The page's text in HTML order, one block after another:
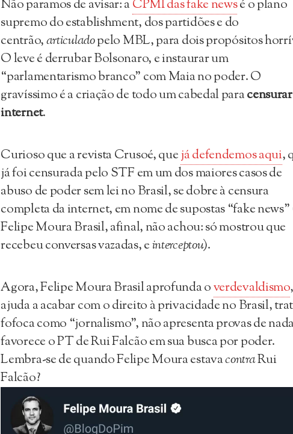
Não paramos de avisar: a CPMI das fake newsé o plano
supremo do establishment, dos partidões e do
centrão,articuladopelo MBL, para dois propósitos
O leve é derrubar Bolsonaro, e instaurar um
“parlamentarismo branco” com Maia no poder. O
gravíssimo é a criação de todo um cabedal para
internet.
Curioso que a revista Crusoé, quejá defendemos aqui,
já foi censurada pelo STF em um dos maiores casos de
abuso de poder sem lei no Brasil, se dobre à censura
completa da internet, em nome de supostas “fake news”
Felipe Moura Brasil, afinal, não achou: só mostrou que
recebeu conversas vazadas, einterceptou).
Agora, Felipe Moura Brasil aprofunda overdevaldismo,
ajuda a acabar com o direito à privacidade no Brasil,
fofoca como “jornalismo”, não apresenta provas de
favorece o PT de Rui Falcão em sua busca por poder.
Lembra-se de quando Felipe Moura estavacontraRui
Falcão?